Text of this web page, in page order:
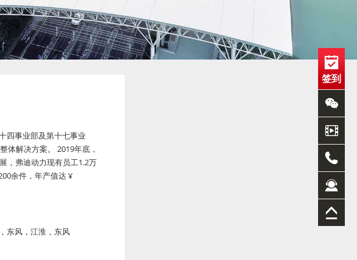
四事业部及第十七事业
体解决方案。 2019年底，
，弗迪动力现有员工1.2万
余件，年产值达 ¥
东风，江淮，东风
签到